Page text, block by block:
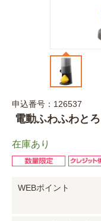
申込番号：126537
電動ふわふわと
在庫あり
WEBポイント